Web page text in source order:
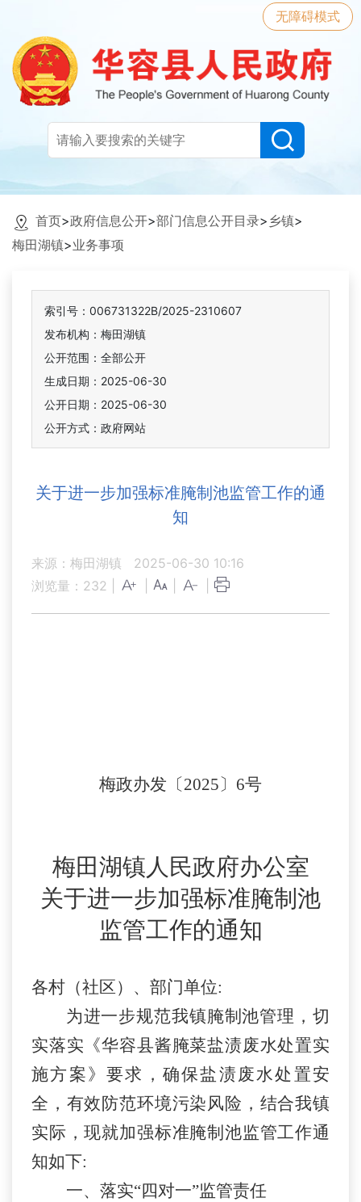
无障碍模式
首页>政府信息公开>部门信息公开目录> 乡镇>
梅田湖镇>业务事项
索引号：006731322B/2025-2310607
发布机构：梅田湖镇
公开范围：全部公开
生成日期：2025-06-30
公开日期：2025-06-30
公开方式：政府网站
关于进一步加强标准腌制池监管工作的通
知
来源：梅田湖镇
2025-06-30 10:16
浏览量： 232
梅政办发〔2025〕 6号
梅田湖镇人民政府办公室
关于进一步加强标准腌制池
监管工作的通知
各村（社区）、部门单位:
为进一步规范我镇腌制池管理，切
实落实《华容县酱腌菜盐渍废水处置实
施方案》要求，确保盐渍废水处置安
全，有效防范环境污染风险，结合我镇
实际，现就加强标准腌制池监管工作通
知如下:
一、落实“四对一”监管责任